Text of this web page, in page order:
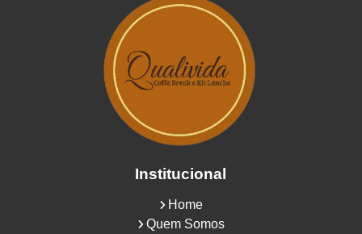
Institucional
Home
Quem Somos